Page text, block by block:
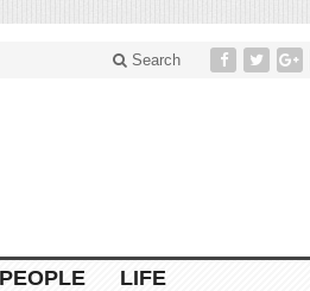
Search
PEOPLE LIFE